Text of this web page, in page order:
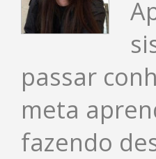
passar
meta
fazendo